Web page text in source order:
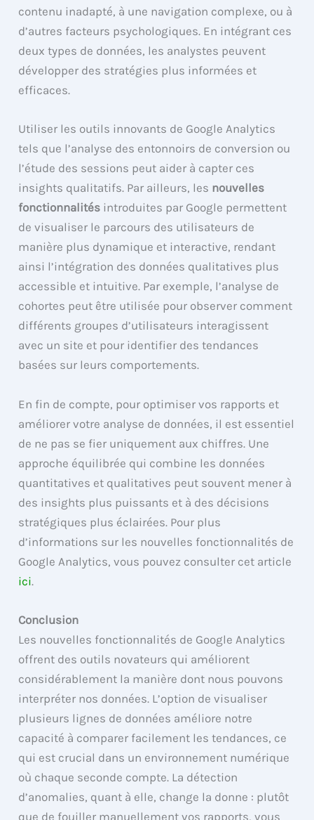
contenu inadapté, à une navigation complexe, ou à
d’autres facteurs psychologiques. En intégrant ces
deux types de données, les analystes peuvent
développer des stratégies plus informées et
efficaces.
Utiliser les outils innovants de Google Analytics
tels que l’analyse des entonnoirs de conversion ou
l’étude des sessions peut aider à capter ces
insights qualitatifs. Par ailleurs, les nouvelles
fonctionnalités introduites par Google permettent
de visualiser le parcours des utilisateurs de
manière plus dynamique et interactive, rendant
ainsi l’intégration des données qualitatives plus
accessible et intuitive. Par exemple, l’analyse de
cohortes peut être utilisée pour observer comment
différents groupes d’utilisateurs interagissent
avec un site et pour identifier des tendances
basées sur leurs comportements.
En fin de compte, pour optimiser vos rapports et
améliorer votre analyse de données, il est essentiel
de ne pas se fier uniquement aux chiffres. Une
approche équilibrée qui combine les données
quantitatives et qualitatives peut souvent mener à
des insights plus puissants et à des décisions
stratégiques plus éclairées. Pour plus
d’informations sur les nouvelles fonctionnalités de
Google Analytics, vous pouvez consulter cet article
ici.
Conclusion
Les nouvelles fonctionnalités de Google Analytics
offrent des outils novateurs qui améliorent
considérablement la manière dont nous pouvons
interpréter nos données. L’option de visualiser
plusieurs lignes de données améliore notre
capacité à comparer facilement les tendances, ce
qui est crucial dans un environnement numérique
où chaque seconde compte. La détection
d’anomalies, quant à elle, change la donne : plutôt
que de fouiller manuellement vos rapports, vous